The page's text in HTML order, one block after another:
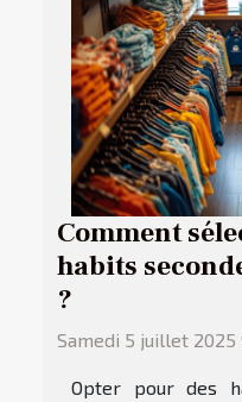
Comment
habits
?
Samedi 5 juillet 2025
Opter pour des